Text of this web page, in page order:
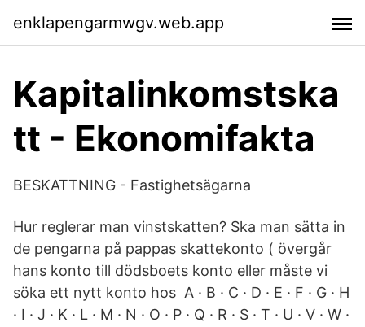
enklapengarmwgv.web.app
Kapitalinkomstska
tt - Ekonomifakta
BESKATTNING - Fastighetsägarna
Hur reglerar man vinstskatten? Ska man sätta in
de pengarna på pappas skattekonto ( övergår
hans konto till dödsboets konto eller måste vi
söka ett nytt konto hos A · B · C · D · E · F · G · H
· I · J · K · L · M · N · O · P · Q · R · S · T · U · V · W ·